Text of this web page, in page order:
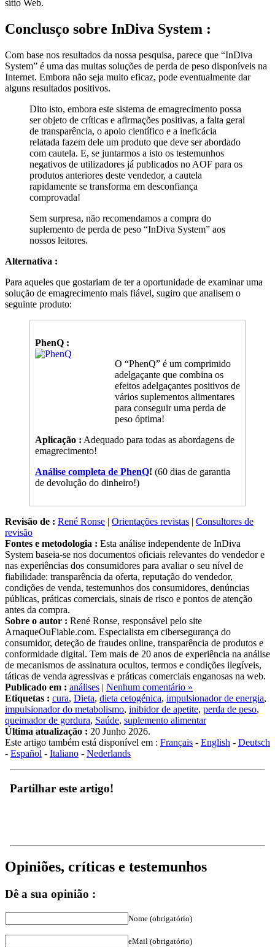
sítio Web.
Conclusço sobre InDiva System :
Com base nos resultados da nossa pesquisa, parece que “InDiva
System” é uma das muitas soluções de perda de peso disponíveis na
Internet. Embora não seja muito eficaz, pode eventualmente dar
alguns resultados positivos.
Dito isto, embora este sistema de emagrecimento possa
ser objeto de críticas e afirmações positivas, a falta geral
de transparência, o apoio científico e a ineficácia
relatada fazem dele um produto que deve ser abordado
com cautela. E, se juntarmos a isto os testemunhos
negativos de utilizadores já publicados no AOF para os
produtos anteriores deste vendedor, a cautela
rapidamente se transforma em desconfiança
comprovada!
Sem surpresa, não recomendamos a compra do
suplemento de perda de peso “InDiva System” aos
nossos leitores.
Alternativa :
Para aqueles que gostariam de ter a oportunidade de examinar uma
solução de emagrecimento mais fiável, sugiro que analisem o
seguinte produto:
PhenQ :
O “PhenQ” é um comprimido
adelgaçante que combina os
efeitos adelgaçantes positivos de
vários suplementos alimentares
para conseguir uma perda de
peso óptima!
Aplicação : Adequado para todas as abordagens de
emagrecimento!
Análise completa de PhenQ! (60 dias de garantia
de devolução do dinheiro!)
Revisão de : René Ronse | Orientações revistas | Consultores de
revisão
Fontes e metodologia : Esta análise independente de InDiva
System baseia-se nos documentos oficiais relevantes do vendedor e
nas experiências dos consumidores para avaliar o seu nível de
fiabilidade: transparência da oferta, reputação do vendedor,
condições de venda, testemunhos dos consumidores, denúncias
públicas, práticas comerciais, sinais de risco e pontos de atenção
antes da compra.
Sobre o autor : René Ronse, responsável pelo site
ArnaqueOuFiable.com. Especialista em cibersegurança do
consumidor, deteção de fraudes online, transparência de produtos e
conformidade digital. Tem mais de 20 anos de experiência na análise
de mecanismos de assinatura ocultos, termos e condições ilegíveis,
táticas de venda agressivas e práticas comerciais enganosas na web.
Publicado em : análises | Nenhum comentário »
Etiquetas : cura, Dieta, dieta cetogénica, impulsionador de energia,
impulsionador do metabolismo, inibidor de apetite, perda de peso,
queimador de gordura, Saúde, suplemento alimentar
Última atualização : 20 Junho 2026.
Este artigo também está disponível em : Français - English - Deutsch
- Español - Italiano - Nederlands
Partilhar este artigo!
Opiniões, críticas e testemunhos
Dê a sua opinião :
Nome (obrigatório)
eMail (obrigatório)